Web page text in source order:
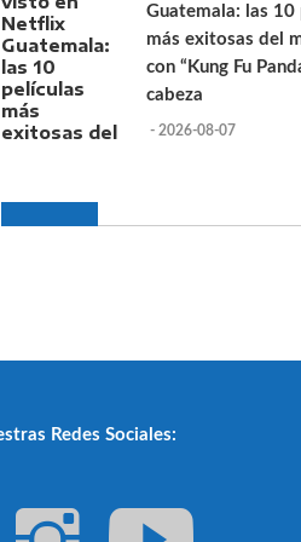
Guatemala: las 10
más exitosas del
con “Kung Fu
cabeza
- 2026-08-07
Redes Sociales: